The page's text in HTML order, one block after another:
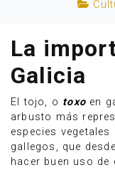
La
Galicia
El tojo, o toxo en
arbusto más
especies
gallegos, que
hacer buen uso de